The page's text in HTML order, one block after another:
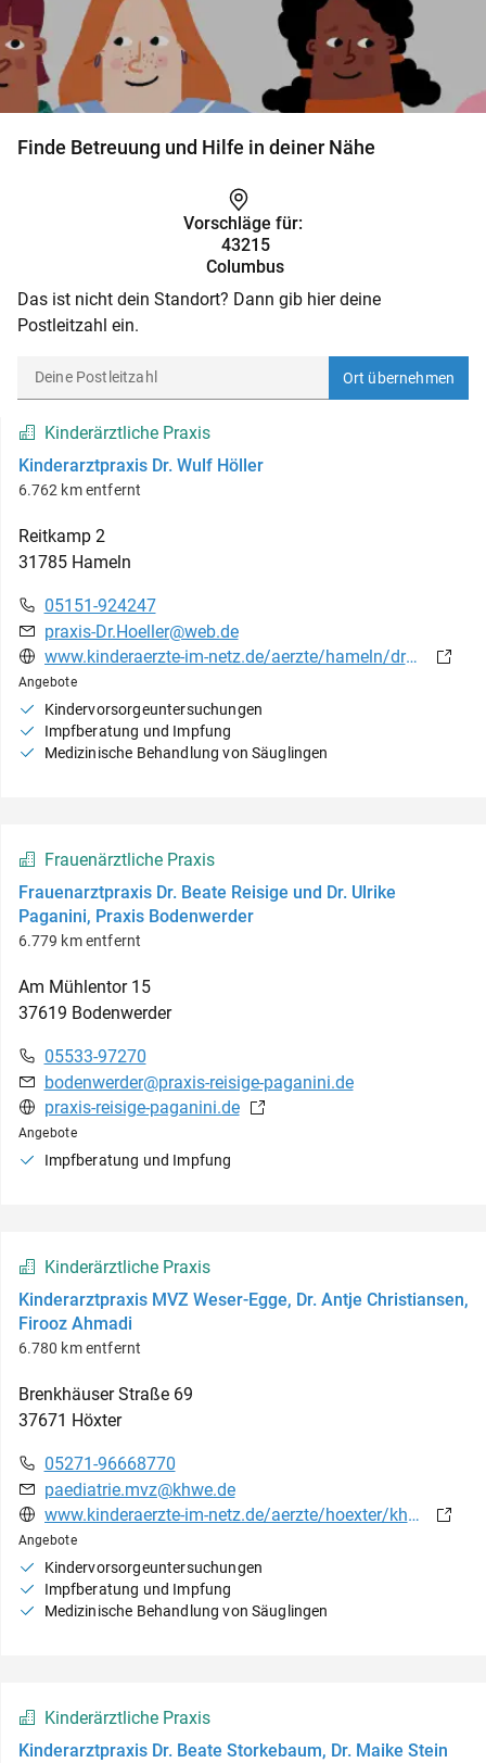
Finde Betreuung und Hilfe in deiner Nähe
Vorschläge für:
43215
Columbus
Das ist nicht dein Standort? Dann gib hier deine
Postleitzahl ein.
Ort übernehmen
Kinderärztliche Praxis
Kinderarztpraxis Dr. Wulf Höller
6.762 km entfernt
Reitkamp 2
31785 Hameln
05151-924247
praxis-Dr.Hoeller@web.de
www.kinderaerzte-im-netz.de/aerzte/hameln/drhoeller/startseite.html
Angebote
Kindervorsorgeuntersuchungen
Impfberatung und Impfung
Medizinische Behandlung von Säuglingen
Frauenärztliche Praxis
Frauenarztpraxis Dr. Beate Reisige und Dr. Ulrike
Paganini, Praxis Bodenwerder
6.779 km entfernt
Am Mühlentor 15
37619 Bodenwerder
05533-97270
bodenwerder@praxis-reisige-paganini.de
praxis-reisige-paganini.de
Angebote
Impfberatung und Impfung
Kinderärztliche Praxis
Kinderarztpraxis MVZ Weser-Egge, Dr. Antje Christiansen,
Firooz Ahmadi
6.780 km entfernt
Brenkhäuser Straße 69
37671 Höxter
05271-96668770
paediatrie.mvz@khwe.de
www.kinderaerzte-im-netz.de/aerzte/hoexter/khwe/startseite.html
Angebote
Kindervorsorgeuntersuchungen
Impfberatung und Impfung
Medizinische Behandlung von Säuglingen
Kinderärztliche Praxis
Kinderarztpraxis Dr. Beate Storkebaum, Dr. Maike Stein